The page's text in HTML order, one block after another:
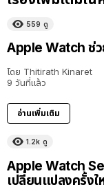
559 ดู
Apple Watch ช่ว
โดย Thitirath Kinaret
9 วันที่แล้ว
อ่านเพิ่มเติม
1.2k ดู
Apple Watch
เปลี่ยนแปลงครั้ง